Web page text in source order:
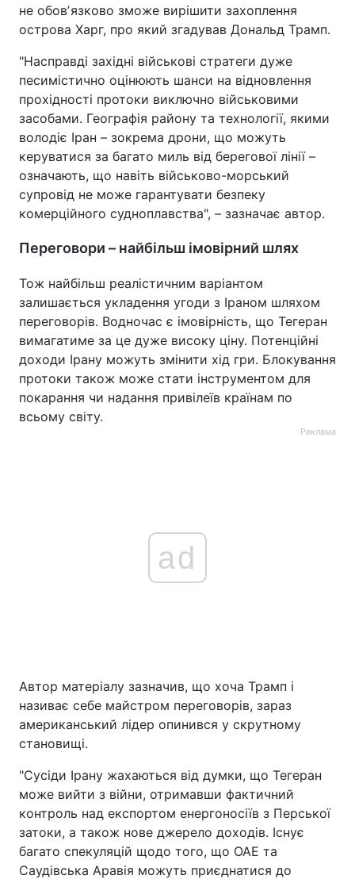
не обовʼязково зможе вирішити захоплення
острова Харг, про який згадував Дональд Трамп.
"Насправді західні військові стратеги дуже
песимістично оцінюють шанси на відновлення
прохідності протоки виключно військовими
засобами. Географія району та технології, якими
володіє Іран – зокрема дрони, що можуть
керуватися за багато миль від берегової лінії –
означають, що навіть військово-морський
супровід не може гарантувати безпеку
комерційного судноплавства", – зазначає автор.
Переговори – найбільш імовірний шлях
Тож найбільш реалістичним варіантом
залишається укладення угоди з Іраном шляхом
переговорів. Водночас є імовірність, що Тегеран
вимагатиме за це дуже високу ціну. Потенційні
доходи Ірану можуть змінити хід гри. Блокування
протоки також може стати інструментом для
покарання чи надання привілеїв країнам по
всьому світу.
Реклама
ad
Автор матеріалу зазначив, що хоча Трамп і
називає себе майстром переговорів, зараз
американський лідер опинився у скрутному
становищі.
"Сусіди Ірану жахаються від думки, що Тегеран
може вийти з війни, отримавши фактичний
контроль над експортом енергоносіїв з Перської
затоки, а також нове джерело доходів. Існує
багато спекуляцій щодо того, що ОАЕ та
Саудівська Аравія можуть приєднатися до